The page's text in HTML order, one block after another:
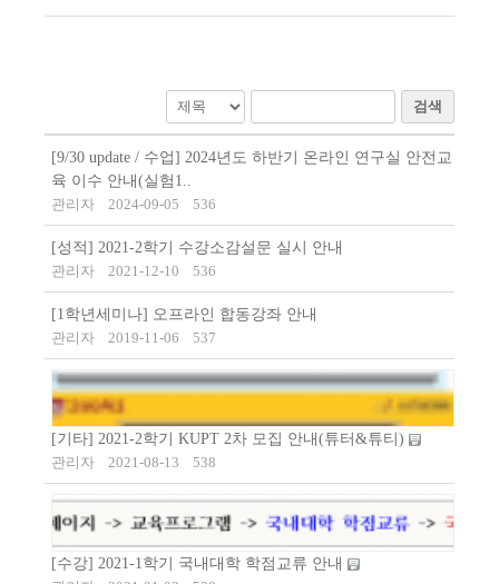
검색
[9/30 update / 수업] 2024년도 하반기 온라인 연구실 안전교
육 이수 안내(실험1..
관리자
2024-09-05 536
[성적] 2021-2학기 수강소감설문 실시 안내
관리자
2021-12-10 536
[1학년세미나] 오프라인 합동강좌 안내
관리자
2019-11-06 537
[기타] 2021-2학기 KUPT 2차 모집 안내(튜터&튜티)
관리자
2021-08-13 538
[수강] 2021-1학기 국내대학 학점교류 안내